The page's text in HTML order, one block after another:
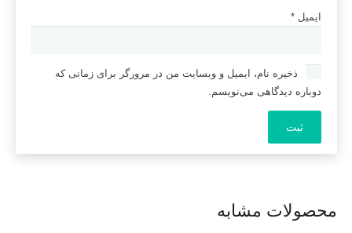
ایمیل *
ذخیره نام، ایمیل و وبسایت من در مرورگر برای زمانی که
دوباره دیدگاهی می‌نویسم.
محصولات مشابه